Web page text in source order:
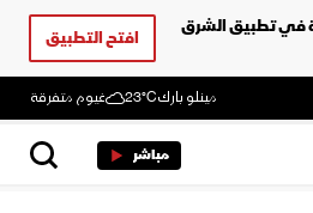
في تطبيق الشرق
افتح التطبيق
مينلو بارك23°C غيوم متفرقة
مباشر